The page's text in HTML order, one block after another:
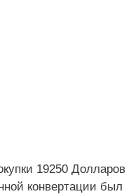
19250 Долларов
конвертации был